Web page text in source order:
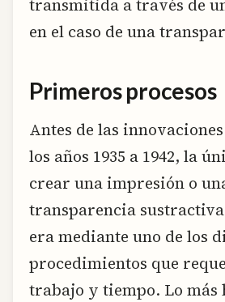
transmitida a través de
en el caso de una
Primeros procesos
Antes de las
los años 1935 a 1942, la
crear una impresión o
transparencia
era mediante uno de los
procedimientos que
trabajo y tiempo. Lo más